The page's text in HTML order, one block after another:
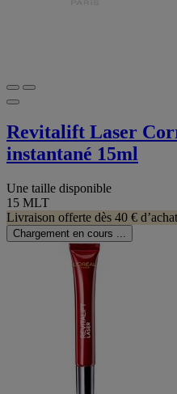
Revitalift Laser
instantané 15ml
Une taille disponible
15 MLT
Livraison offerte dès 40 € d’achat
Chargement en cours ...